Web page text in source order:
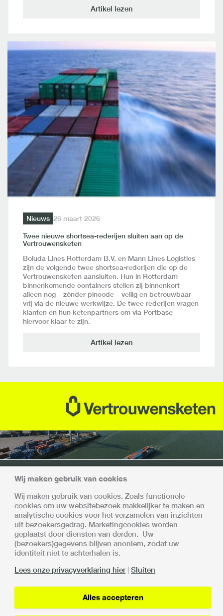
Artikel lezen
Nieuws 26 maart 2026
Twee nieuwe shortsea-rederijen sluiten aan op de
Vertrouwensketen
Boluda Lines Rotterdam B.V. en Mann Lines Logistics
zijn de volgende twee shortsea-rederijen die op de
Vertrouwensketen aansluiten. Hun in Rotterdam
binnenkomende containers stellen zij binnenkort
alleen nog – zónder pincode – veilig en betrouwbaar
vrij via de nieuwe werkwijze. De twee rederijen vragen
klanten en hun ketenpartners om via Portbase
hiervoor klaar te zijn.
Artikel lezen
Samen sterk
Met alle deelnemers is afgesproken dat de invoering en
opschaling van de Vertrouwensketen gefaseerd en
gecontroleerd plaatsvindt.
De Vertrouwensketen is een samenwerking van:
Wij maken gebruik van cookies
Wij maken gebruik van cookies. Zoals functionele
cookies om uw websitebezoek makkelijker te maken en
analytische cookies voor het verzamelen van inzichten
uit bezoekersgedrag. Marketingcookies worden
geplaatst door diensten van derden. Uw
(bezoekers)gegevens blijven anoniem, zodat uw
identiteit niet te achterhalen is.
Lees onze privacyverklaring hier
|Sluiten
Alles accepteren